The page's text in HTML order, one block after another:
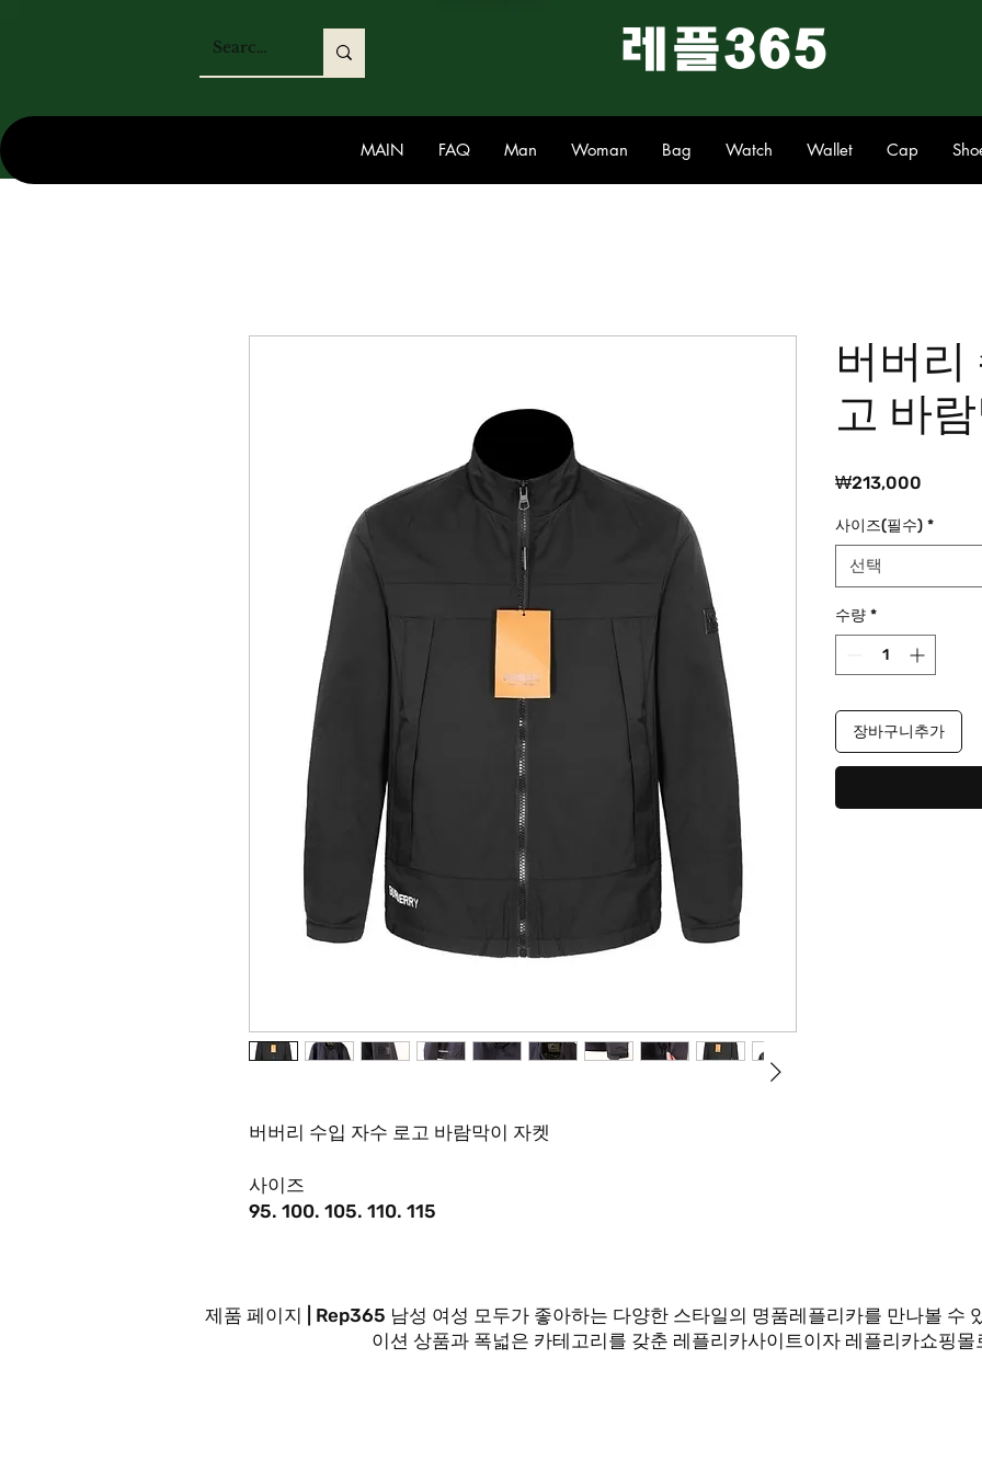
​레플365
MAIN FAQ Man Woman Bag Watch Wallet Cap
버버리 수입 자수 로고 바람막이 자켓
사이즈
95. 100. 105. 110. 115
버버리
고 바
₩213,000
사이즈(필수) *
선택
수량 *
장바구니추가
제품 페이지 | Rep365 남성 여성 모두가 좋아하는 다양한 스타일의 명품레플리카를 만나볼 수
이션 상품과 폭넓은 카테고리를 갖춘 레플리카사이트이자 레플리카쇼핑몰